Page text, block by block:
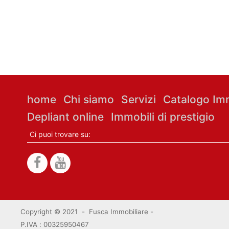
home Chi siamo Servizi Catalogo
Depliant online Immobili di prestigio
Ci puoi trovare su:
Copyright © 2021 - Fusca Immobiliare -
P.IVA : 00325950467